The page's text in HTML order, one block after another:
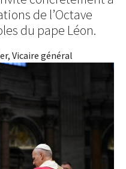
de l’Octave
du pape Léon.
Vicaire général